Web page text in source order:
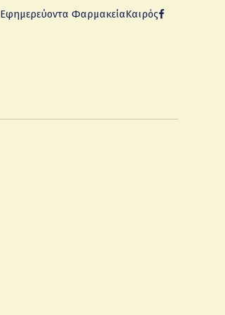
Εφημερεύοντα ΦαρμακείαΚαιρός